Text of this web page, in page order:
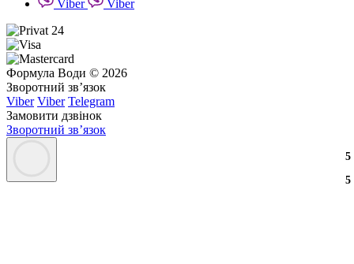
3
3
2
2
3
3
5
5
Viber
Viber
Формула Води © 2026
Зворотний зв’язок
Viber Viber Telegram
Замовити дзвінок
Зворотний зв’язок